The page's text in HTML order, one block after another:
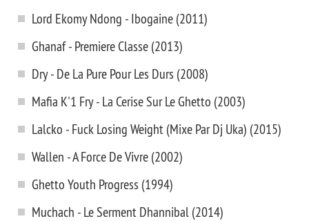
Lord Ekomy Ndong - Ibogaine (2011)
Ghanaf - Premiere Classe (2013)
Dry - De La Pure Pour Les Durs (2008)
Mafia K'1 Fry - La Cerise Sur Le Ghetto (2003)
Lalcko - Fuck Losing Weight (Mixe Par Dj Uka) (2015)
Wallen - A Force De Vivre (2002)
Ghetto Youth Progress (1994)
Muchach - Le Serment Dhannibal (2014)